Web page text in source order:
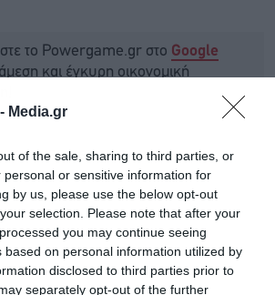
Media.gr
of the sale, sharing to third parties, or
personal or sensitive information for
by us, please use the below opt-out
selection. Please note that after your
you may continue seeing
based on personal information utilized by
disclosed to third parties prior to
separately opt-out of the further
το Powergame.gr στο Google
και έγκυρη οικονομική
THRIVEST HOLDING
ΚΕΦΑΛΑΙΟΥ ΜΕΤΟΧΕΣ